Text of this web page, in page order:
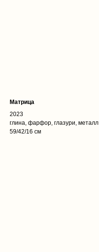
Матрица
2023
глина, фарфор, глазури, металл
59/42/16 см